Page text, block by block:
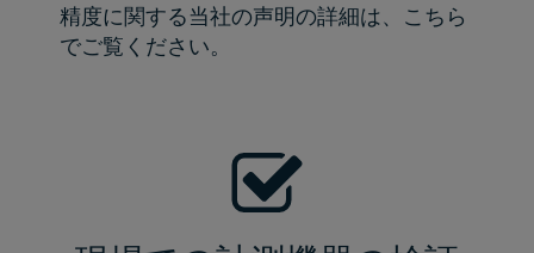
精度に関する当社の声明の詳細は、 こちら
でご覧ください。